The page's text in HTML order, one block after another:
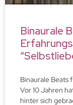
Binaurale
Binaurale Beats
Vor 10 Jahren
hinter sich